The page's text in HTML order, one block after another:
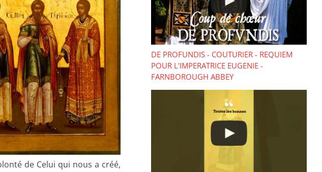
de Celui qui nous a créé,
DE PROFUNDIS - COUTURIER - REQUIEM
POUR L'IMPERATRICE EUGENIE -
FARNBOROUGH ABBEY